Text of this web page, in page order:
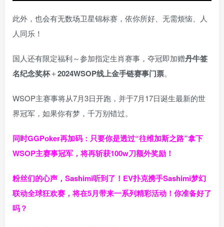
此外，也会有无数场卫星锦标赛，依你所好、无需烦恼、人
人同乐！
国人还有限定福利～参加指定生肖赛事，夺冠即加赠丹牛签
名纪念奖杯＋2024WSOP线上金手链赛事门票。
WSOP主赛事将从7月3日开跑，并于7月17日诞生最新的世
界冠军，如果你有梦，千万别错过。
同时GGPoker再加码：只要你是透过“往维加斯之路”拿下
WSOP主赛事冠军，将再斩获100w刀额外奖励！
粉丝们的心声，Sashimi听到了！EV扑克携手Sashimi梦幻
联动全球狂欢赛，将在5月带来一系列精彩活动！你准备好了
吗？